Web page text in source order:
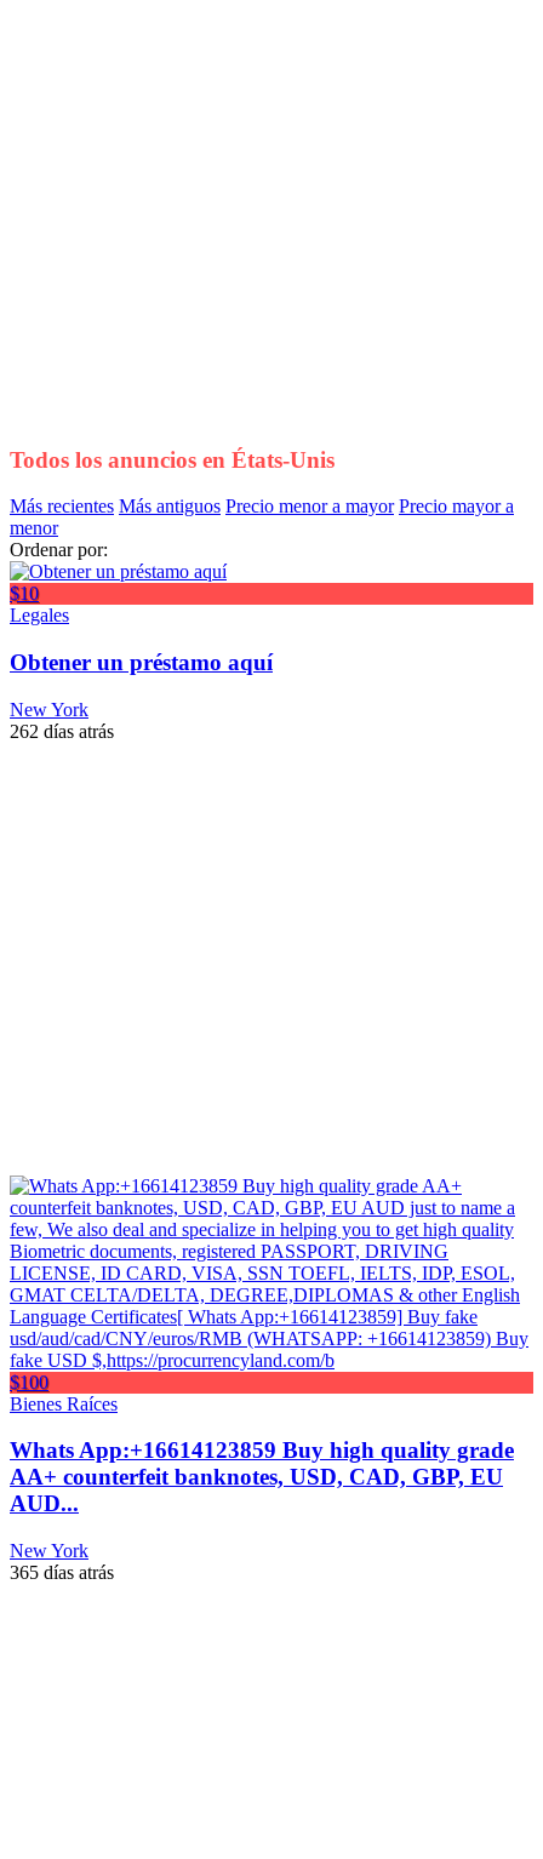
Todos los anuncios en États-Unis
Más recientes Más antiguos Precio menor a mayor Precio mayor a
menor
Ordenar por:
$10
Legales
Obtener un préstamo aquí
New York
262 días atrás
$100
Bienes Raíces
Whats App:‪+16614123859 Buy high quality grade
AA+ counterfeit banknotes, USD, CAD, GBP, EU
AUD...
New York
365 días atrás